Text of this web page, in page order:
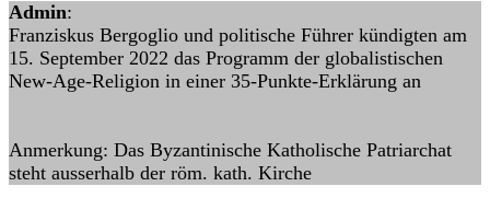
Admin:
Franziskus Bergoglio und politische Führer kündigten am
15. September 2022 das Programm der globalistischen
New-Age-Religion in einer 35-Punkte-Erklärung an
Anmerkung: Das Byzantinische Katholische Patriarchat
steht ausserhalb der röm. kath. Kirche